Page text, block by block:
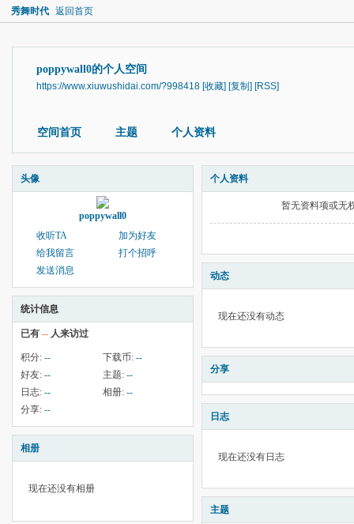
秀舞时代 返回首页
poppywall0的个人空间
https://www.xiuwushidai.com/?998418 [收藏] [复制] [RSS]
空间首页 主题 个人资料
头像
poppywall0
收听TA
加为好友
给我留言
打个招呼
发送消息
统计信息
已有 -- 人来访过
积分: -- 下载币: --
好友: -- 主题: --
日志: -- 相册: --
分享: --
相册
现在还没有相册
个人资料
暂无资料项或无
动态
现在还没有动态
分享
日志
现在还没有日志
主题